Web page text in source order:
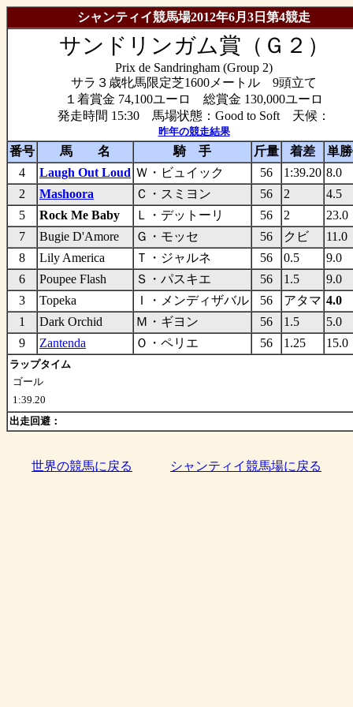
シャンティイ競馬場2012年6月3日第4競走
サンドリンガム賞（Ｇ２）
Prix de Sandringham (Group 2)
サラ３歳牝馬限定芝1600メートル 9頭立て
１着賞金 74,100ユーロ 総賞金 130,000ユーロ
発走時間 15:30 馬場状態：Good to Soft 天候：
昨年の競走結果
番号 馬 名 騎 手 斤量 着差
単
4
Laugh Out Loud Ｗ・ビュイック 56 1:39.20 8.0
2
Mashoora Ｃ・スミヨン 56 2
4.5
5
Rock Me Baby Ｌ・デットーリ 56 2
23.0
7
Bugie D'Amore Ｇ・モッセ 56 クビ
11.0
8
Lily America Ｔ・ジャルネ 56 0.5
9.0
6
Poupee Flash Ｓ・パスキエ 56 1.5
9.0
3
Topeka Ｉ・メンディザバル 56 アタマ 4.0
1
Dark Orchid Ｍ・ギヨン 56 1.5
5.0
9
Zantenda Ｏ・ペリエ 56 1.25 15.0
ラップタイム
ゴール
1:39.20
出走回避：
世界の競馬に戻る シャンティイ競馬場に戻る